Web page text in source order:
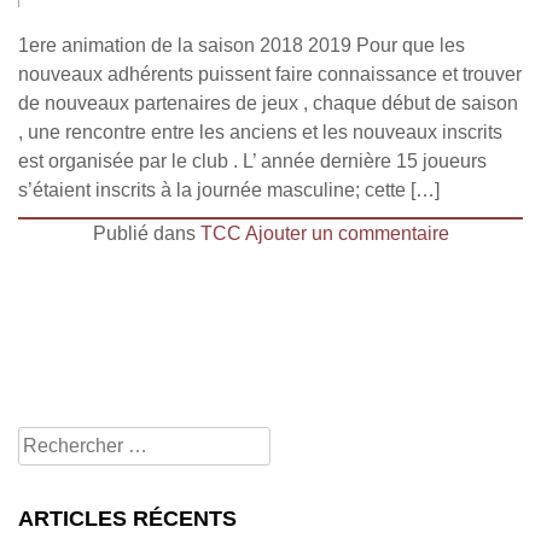
1ere animation de la saison 2018 2019 Pour que les
nouveaux adhérents puissent faire connaissance et trouver
de nouveaux partenaires de jeux , chaque début de saison
, une rencontre entre les anciens et les nouveaux inscrits
est organisée par le club . L’ année dernière 15 joueurs
s’étaient inscrits à la journée masculine; cette […]
Publié dans TCC Ajouter un commentaire
Rechercher
pour:
ARTICLES RÉCENTS